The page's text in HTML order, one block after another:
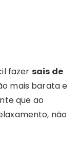
fazer sais de
mais barata e
que ao
não